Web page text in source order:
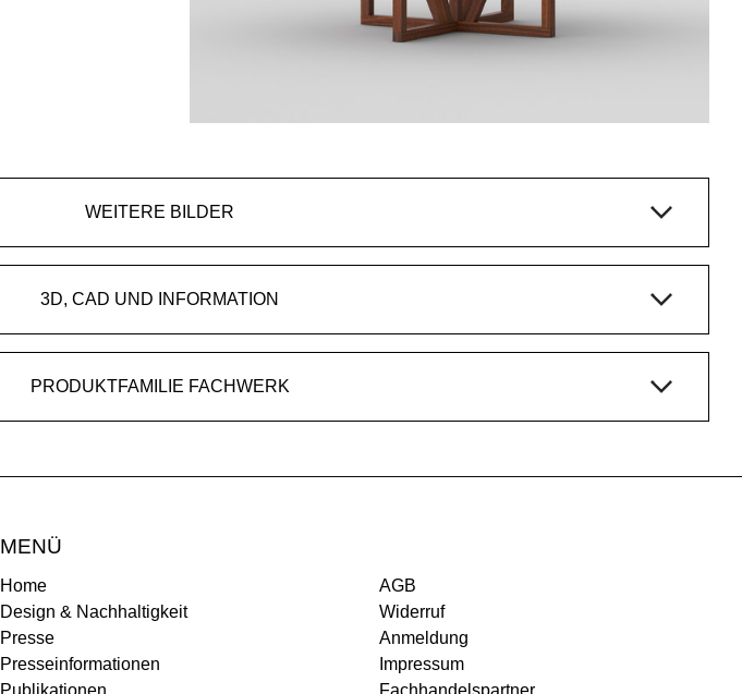
WEITERE BILDER
3D, CAD UND INFORMATION
PRODUKTFAMILIE FACHWERK
MENÜ
Home
Design & Nachhaltigkeit
Presse
Presseinformationen
Publikationen
AGB
Widerruf
Anmeldung
Impressum
Fachhandelspartner